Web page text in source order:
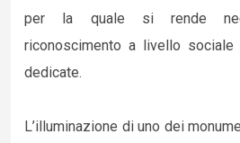
per la quale si rende
riconoscimento a livello
dedicate.
L’illuminazione di uno dei